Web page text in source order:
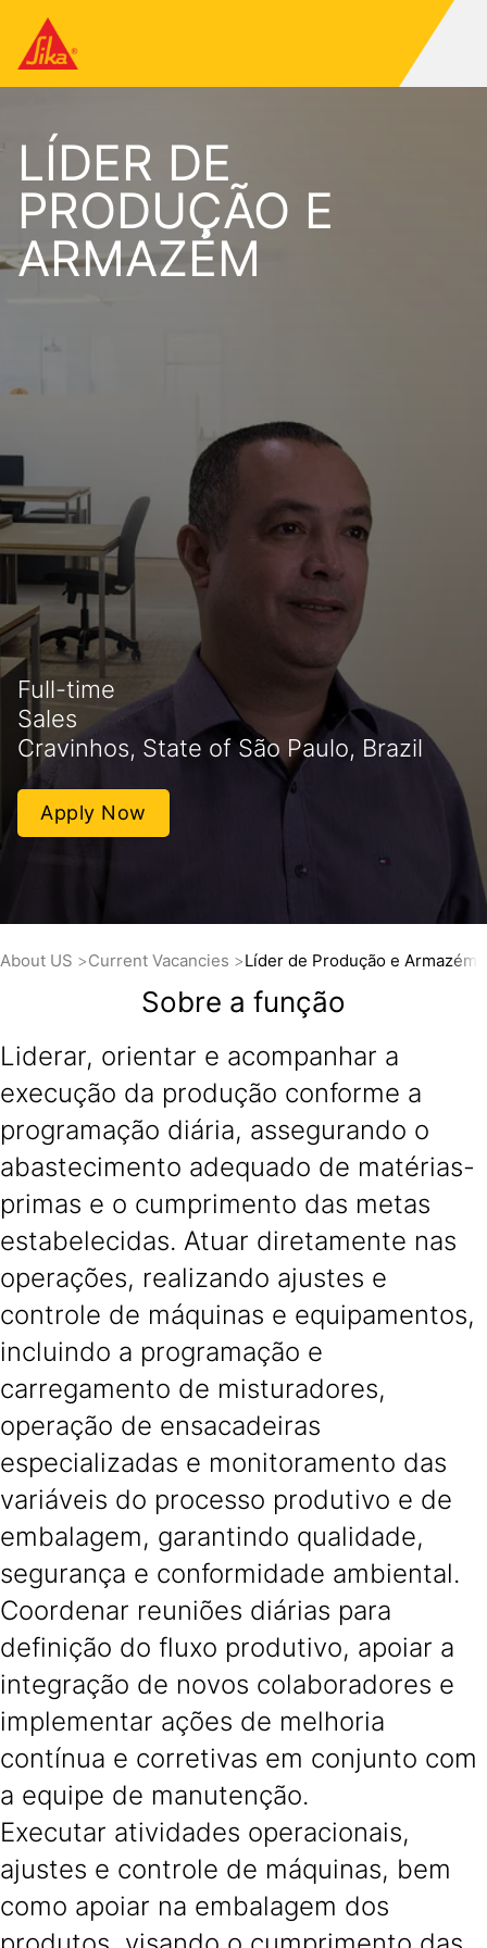
LÍDER DE
PRODUÇÃO E
ARMAZÉM
Full-time
Sales
Cravinhos, State of São Paulo, Brazil
Apply Now
About US Current Vacancies Líder de Produção e Armazém
Sobre a função
Liderar, orientar e acompanhar a
execução da produção conforme a
programação diária, assegurando o
abastecimento adequado de matérias-
primas e o cumprimento das metas
estabelecidas. Atuar diretamente nas
operações, realizando ajustes e
controle de máquinas e equipamentos,
incluindo a programação e
carregamento de misturadores,
operação de ensacadeiras
especializadas e monitoramento das
variáveis do processo produtivo e de
embalagem, garantindo qualidade,
segurança e conformidade ambiental.
Coordenar reuniões diárias para
definição do fluxo produtivo, apoiar a
integração de novos colaboradores e
implementar ações de melhoria
contínua e corretivas em conjunto com
a equipe de manutenção.
Executar atividades operacionais,
ajustes e controle de máquinas, bem
como apoiar na embalagem dos